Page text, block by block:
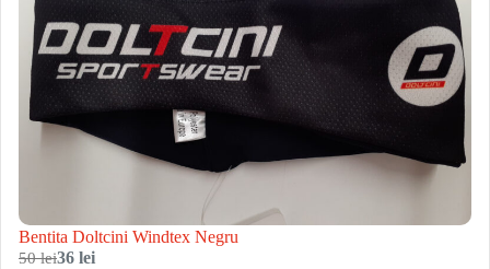
Bentita Doltcini Windtex Negru
50 lei36 lei